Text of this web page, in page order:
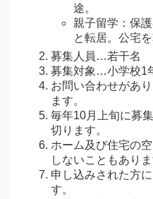
途。
親子留学：保
と転居。公宅
募集人員…若干名
募集対象…小学校1
お問い合わせがあ
ます。
毎年10月上旬に募
切ります。
ホーム及び住宅の
しないこともありま
申し込みされた方
す。